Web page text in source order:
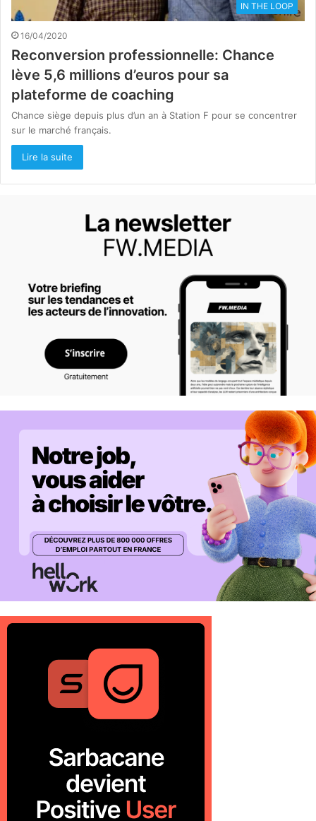
IN THE LOOP
16/04/2020
Reconversion professionnelle: Chance
lève 5,6 millions d’euros pour sa
plateforme de coaching
Chance siège depuis plus d’un an à Station F pour se concentrer
sur le marché français.
Lire la suite